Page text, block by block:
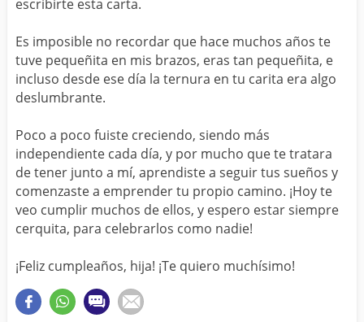
escribirte esta carta.
Es imposible no recordar que hace muchos años te
tuve pequeñita en mis brazos, eras tan pequeñita, e
incluso desde ese día la ternura en tu carita era algo
deslumbrante.
Poco a poco fuiste creciendo, siendo más
independiente cada día, y por mucho que te tratara
de tener junto a mí, aprendiste a seguir tus sueños y
comenzaste a emprender tu propio camino. ¡Hoy te
veo cumplir muchos de ellos, y espero estar siempre
cerquita, para celebrarlos como nadie!
¡Feliz cumpleaños, hija! ¡Te quiero muchísimo!